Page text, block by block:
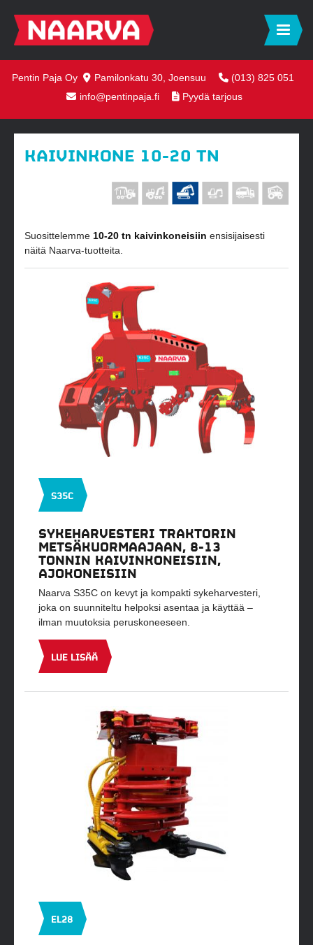
Pentin Paja Oy Pamilonkatu 30, Joensuu
(013) 825 051
info@pentinpaja.fi
Pyydä tarjous
KAIVINKONE 10-20 TN
Suosittelemme 10-20 tn kaivinkoneisiin ensisijaisesti
näitä Naarva-tuotteita.
S35C
SYKEHARVESTERI TRAKTORIN
METSÄKUORMAAJAAN, 8-13
TONNIN KAIVINKONEISIIN,
AJOKONEISIIN
Naarva S35C on kevyt ja kompakti sykeharvesteri,
joka on suunniteltu helpoksi asentaa ja käyttää –
ilman muutoksia peruskoneeseen.
LUE LISÄÄ
EL28